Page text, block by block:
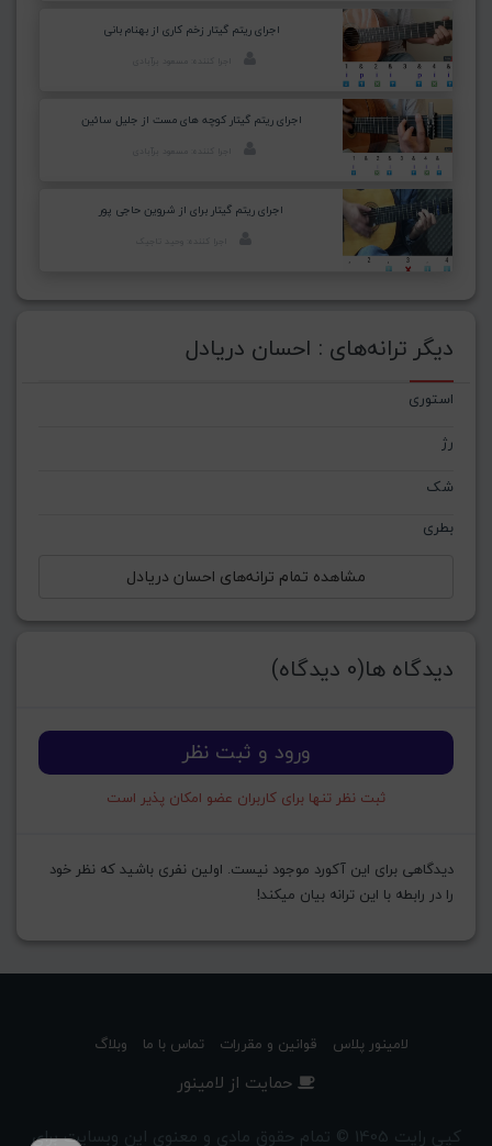
اجرای ریتم گیتار زخم کاری از بهنام بانی
اجرای ریتم گیتار کوچه های مست از جلیل سائین
اجرای ریتم گیتار برای از شروین حاجی پور
دیگر ترانه‌های : احسان دریادل
استوری
رژ
شک
بطری
مشاهده تمام ترانه‌های احسان دریادل
دیدگاه ها(0 دیدگاه)
ورود و ثبت نظر
ثبت نظر تنها برای کاربران عضو امکان پذیر است
دیدگاهی برای این آکورد موجود نیست. اولین نفری باشید که نظر خود
را در رابطه با این ترانه بیان میکند!
لامینور پلاس قوانین و مقررات تماس با ما وبلاگ
حمایت از لامینور
کپی رایت 1405 © تمام حقوق مادی و معنوی این وبسایت برای